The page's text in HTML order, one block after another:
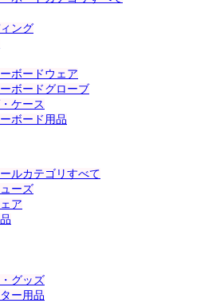
ング
ボードウェア
ボードグローブ
ケース
ボード用品
ルカテゴリすべて
ーズ
ア
グッズ
ー用品